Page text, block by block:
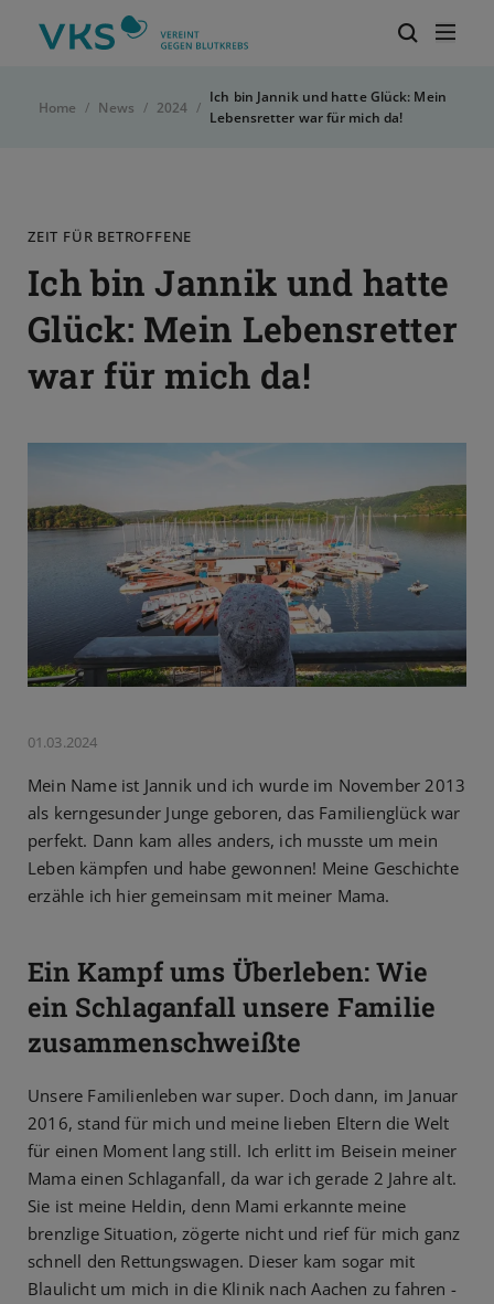
Zur Startseite von VKS-Deutschland
Home News 2024
Ich bin Jannik und hatte Glück: Mein
Lebensretter war für mich da!
ZEIT FÜR BETROFFENE
Ich bin Jannik und hatte
Glück: Mein Lebensretter
war für mich da!
01.03.2024
Mein Name ist Jannik und ich wurde im November 2013
als kerngesunder Junge geboren, das Familienglück war
perfekt. Dann kam alles anders, ich musste um mein
Leben kämpfen und habe gewonnen! Meine Geschichte
erzähle ich hier gemeinsam mit meiner Mama.
Ein Kampf ums Überleben: Wie
ein Schlaganfall unsere Familie
zusammenschweißte
Unsere Familienleben war super. Doch dann, im Januar
2016, stand für mich und meine lieben Eltern die Welt
für einen Moment lang still. Ich erlitt im Beisein meiner
Mama einen Schlaganfall, da war ich gerade 2 Jahre alt.
Sie ist meine Heldin, denn Mami erkannte meine
brenzlige Situation, zögerte nicht und rief für mich ganz
schnell den Rettungswagen. Dieser kam sogar mit
Blaulicht um mich in die Klinik nach Aachen zu fahren -